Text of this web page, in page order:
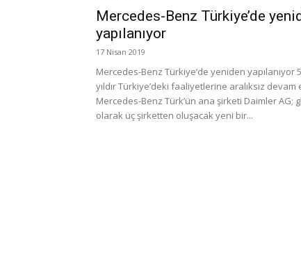
Mercedes-Benz Türkiye’de
yapılanıyor
17 Nisan 2019
Mercedes-Benz Türkiye’de yeniden yapılanıyor
yıldır Türkiye’deki faaliyetlerine aralıksız devam
Mercedes-Benz Türk’ün ana şirketi Daimler AG;
olarak üç şirketten oluşacak yeni bir...